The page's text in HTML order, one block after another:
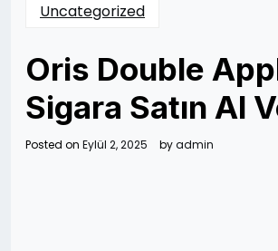
Uncategorized
Oris Double
Sigara Satın Al
Posted on Eylül 2, 2025 byadmin